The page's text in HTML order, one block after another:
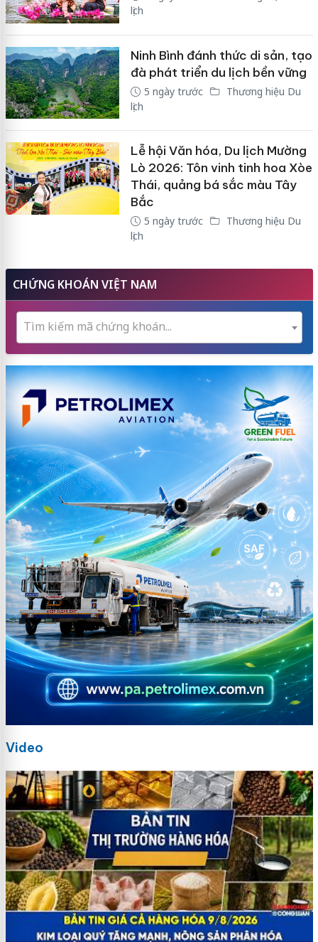
lịch
Ninh Bình đánh thức di sản, tạo
đà phát triển du lịch bền vững
5 ngày trước
Thương hiệu Du
lịch
Lễ hội Văn hóa, Du lịch Mường
Lò 2026: Tôn vinh tinh hoa Xòe
Thái, quảng bá sắc màu Tây
Bắc
5 ngày trước
Thương hiệu Du
lịch
CHỨNG KHOÁN VIỆT NAM
Tìm kiếm mã chứng khoán...
Video